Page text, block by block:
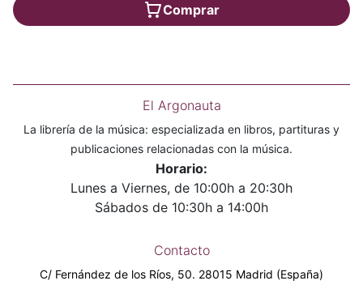
Comprar
El Argonauta
La librería de la música: especializada en libros, partituras y
publicaciones relacionadas con la música.
Horario:
Lunes a Viernes, de 10:00h a 20:30h
Sábados de 10:30h a 14:00h
Contacto
C/ Fernández de los Ríos, 50. 28015 Madrid (España)